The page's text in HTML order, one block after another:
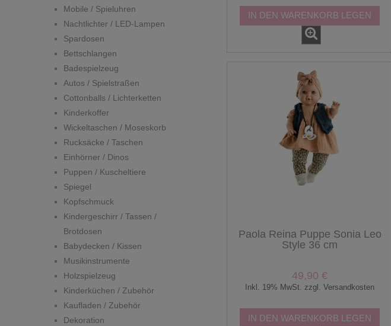
Mobile / Spieluhren
Nachtlichter / LED-Lampen
Spardosen
Bettschlangen
Badespielzeug
Autos / Spielstraßen
Cottonballs / Lichterketten
Kinderkoffer
Wickeltaschen / Moseskorb
Rucksäcke / Taschen
Einhörner / Dinos
Puppen / Kuscheltiere
Spiegel
Kopfschmuck
Kindergeschirr / Tassen /
Brotdosen
Babydecken / Kissen
Musikinstrumente
Holzspielzeug
Kinderküchen / Zubehör
Kaufladen / Zubehör
Dekoration
IN DEN WARENKORB LEGEN
Paola Reina Puppe Sonia Leo
Style 36 cm
49,90 €
Inkl. 19% MwSt. zzgl. Versandkosten
IN DEN WARENKORB LEGEN